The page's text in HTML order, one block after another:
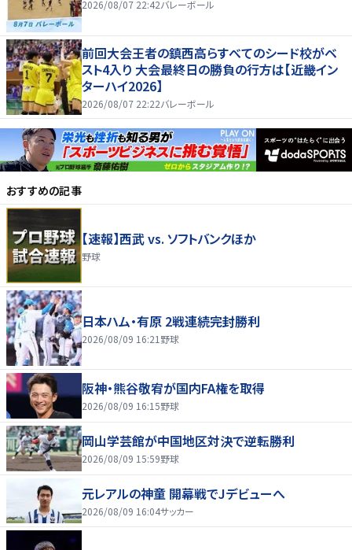
2026/08/07 22:42バレーボール
前回大会王者の鎮西高らすべてのシード校がベ
スト4入り 大会最終日の勝負の行方は【近畿イン
ターハイ2026】
2026/08/07 22:22バレーボール
おすすめの記事
【速報】西武 vs. ソフトバンクほか
野球
日本ハム・有原 2戦連続完封勝利
2026/08/09 16:21 野球
阪神・熊谷敬宥が国内FA権を取得
2026/08/09 16:15野球
岡山学芸館が中国地区対決で逆転勝利
2026/08/09 15:59野球
元レアルの神童 開幕戦でJデビューへ
2026/08/09 16:04サッカー